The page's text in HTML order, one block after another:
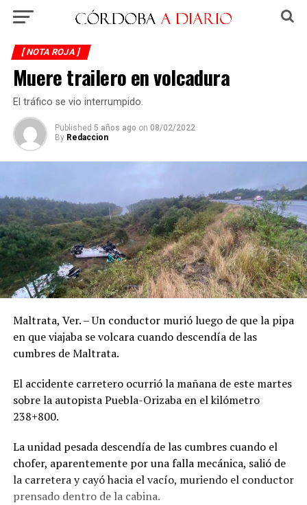
[ NOTA ROJA ]
Muere trailero en volcadura
El tráfico se vio interrumpido.
Published 5 años ago on 08/02/2022
By Redaccion
Maltrata, Ver. – Un conductor murió luego de que la pipa
en que viajaba se volcara cuando descendía de las
cumbres de Maltrata.
El accidente carretero ocurrió la mañana de este martes
sobre la autopista Puebla-Orizaba en el kilómetro
238+800.
La unidad pesada descendía de las cumbres cuando el
chofer, aparentemente por una falla mecánica, salió de
la carretera y cayó hacia el vacío, muriendo el conductor
prensado dentro de la cabina.